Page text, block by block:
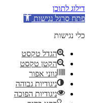
דילוג לתוכן
פתח סרגל נגישות
כלי נגישות
הגדל טקסט
הקטן טקסט
גווני אפור
ניגודיות גבוהה
ניגודיות הפוכה